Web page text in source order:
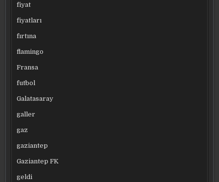
fiyat
fiyatları
fırtına
flamingo
Fransa
futbol
Galatasaray
galler
gaz
gaziantep
Gaziantep FK
geldi